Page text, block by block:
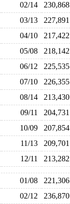
02/14
03/13
04/10
05/08
06/12
07/10
08/14
09/11
10/09
11/13
12/11
01/08
02/12